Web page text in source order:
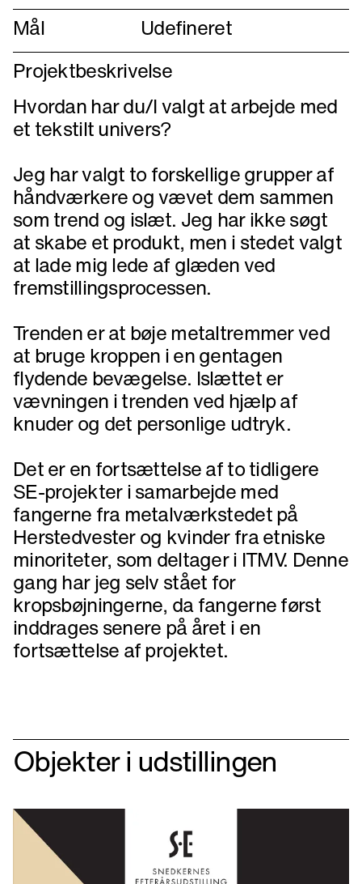
Mål
Udefineret
Projektbeskrivelse
Hvordan har du/I valgt at arbejde med
et tekstilt univers?
Jeg har valgt to forskellige grupper af
håndværkere og vævet dem sammen
som trend og islæt. Jeg har ikke søgt
at skabe et produkt, men i stedet valgt
at lade mig lede af glæden ved
fremstillingsprocessen.
Trenden er at bøje metaltremmer ved
at bruge kroppen i en gentagen
flydende bevægelse. Islættet er
vævningen i trenden ved hjælp af
knuder og det personlige udtryk.
Det er en fortsættelse af to tidligere
SE-projekter i samarbejde med
fangerne fra metalværkstedet på
Herstedvester og kvinder fra etniske
minoriteter, som deltager i ITMV. Denne
gang har jeg selv stået for
kropsbøjningerne, da fangerne først
inddrages senere på året i en
fortsættelse af projektet.
Objekter i udstillingen